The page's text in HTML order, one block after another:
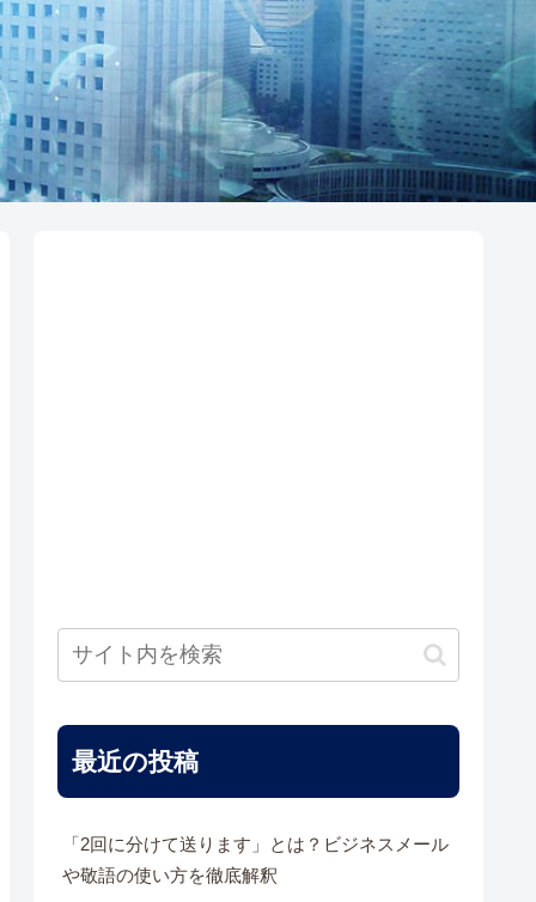
最近の投稿
「2回に分けて送ります」とは？ビジネスメール
や敬語の使い方を徹底解釈